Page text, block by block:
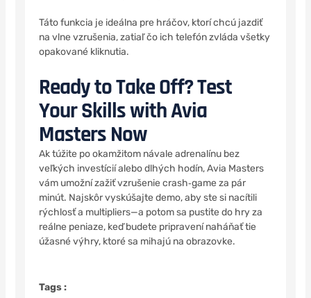
Táto funkcia je ideálna pre hráčov, ktorí chcú jazdiť
na vlne vzrušenia, zatiaľ čo ich telefón zvláda všetky
opakované kliknutia.
Ready to Take Off? Test
Your Skills with Avia
Masters Now
Ak túžite po okamžitom návale adrenalínu bez
veľkých investícií alebo dlhých hodín, Avia Masters
vám umožní zažiť vzrušenie crash‑game za pár
minút. Najskôr vyskúšajte demo, aby ste si nacítili
rýchlosť a multipliers—a potom sa pustite do hry za
reálne peniaze, keď budete pripravení naháňať tie
úžasné výhry, ktoré sa mihajú na obrazovke.
Tags :